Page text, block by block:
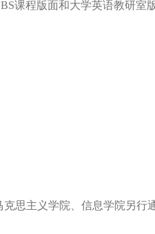
课程版面和大学英语教研室
思主义学院、信息学院另行